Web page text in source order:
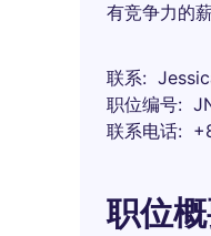
有竞争力的薪
联系
职位编号
联系电话
职位